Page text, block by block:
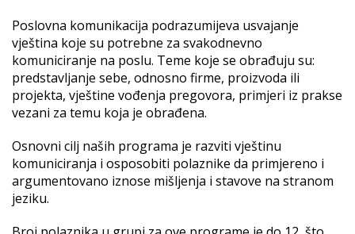
Poslovna komunikacija podrazumijeva usvajanje
vještina koje su potrebne za svakodnevno
komuniciranje na poslu. Teme koje se obrađuju su:
predstavljanje sebe, odnosno firme, proizvoda ili
projekta, vještine vođenja pregovora, primjeri iz prakse
vezani za temu koja je obrađena.
Osnovni cilj naših programa je razviti vještinu
komuniciranja i osposobiti polaznike da primjereno i
argumentovano iznose mišljenja i stavove na stranom
jeziku.